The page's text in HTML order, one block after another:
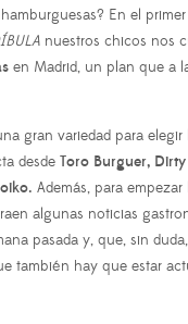
En el
nuestros chicos nos
en Madrid, un plan que a
gran variedad para elegir
desde Toro Burguer,
Además, para
algunas noticias
pasada y, que, sin
también hay que estar